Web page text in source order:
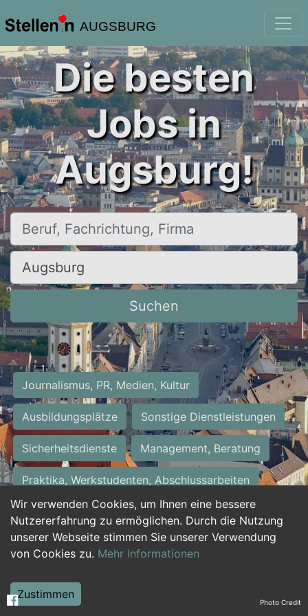
AUGSBURG
Wir verwenden Cookies, um Ihnen eine bessere
Nutzererfahrung zu ermöglichen. Durch die Nutzung
unserer Webseite stimmen Sie unserer Verwendung
von Cookies zu. Mehr Informationen
Zustimmen
Die besten
Jobs in
Augsburg!
Beruf, Fachrichtung, Firma
Ort, Stadt
Suchen
Journalismus, PR, Medien, Kultur
Ausbildungsplätze Sonstige Dienstleistungen
Sicherheitsdienste Management, Beratung
Praktika, Werkstudenten, Abschlussarbeiten
Personalwesen Assistenz, Sekretariat
Hilfskräfte, Aushilfs- und Nebenjobs
Weiterbildung, Studium, duale Ausbildung Photo Credit